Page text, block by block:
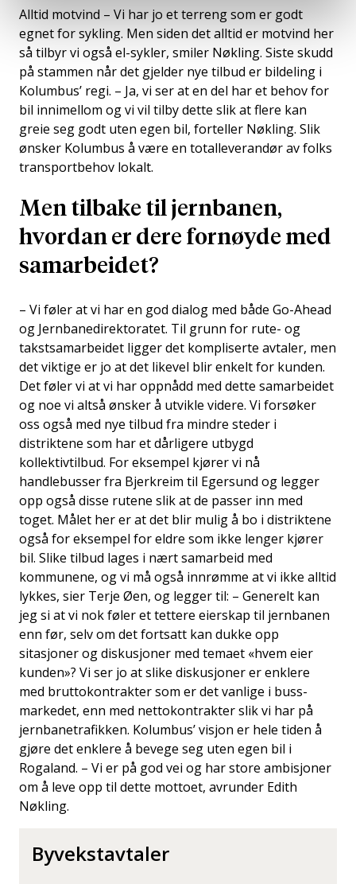
Alltid motvind – Vi har jo et terreng som er godt
egnet for sykling. Men siden det alltid er motvind her
så tilbyr vi også el-sykler, smiler Nøkling. Siste skudd
på stammen når det gjelder nye tilbud er bildeling i
Kolumbus’ regi. – Ja, vi ser at en del har et behov for
bil innimellom og vi vil tilby dette slik at flere kan
greie seg godt uten egen bil, forteller Nøkling. Slik
ønsker Kolumbus å være en totalleverandør av folks
transportbehov lokalt.
Men tilbake til jernbanen,
hvordan er dere fornøyde med
samarbeidet?
– Vi føler at vi har en god dialog med både Go-Ahead
og Jernbanedirektoratet. Til grunn for rute- og
takstsamarbeidet ligger det kompliserte avtaler, men
det viktige er jo at det likevel blir enkelt for kunden.
Det føler vi at vi har oppnådd med dette samarbeidet
og noe vi altså ønsker å utvikle videre. Vi forsøker
oss også med nye tilbud fra mindre steder i
distriktene som har et dårligere utbygd
kollektivtilbud. For eksempel kjører vi nå
handlebusser fra Bjerkreim til Egersund og legger
opp også disse rutene slik at de passer inn med
toget. Målet her er at det blir mulig å bo i distriktene
også for eksempel for eldre som ikke lenger kjører
bil. Slike tilbud lages i nært samarbeid med
kommunene, og vi må også innrømme at vi ikke alltid
lykkes, sier Terje Øen, og legger til: – Generelt kan
jeg si at vi nok føler et tettere eierskap til jernbanen
enn før, selv om det fortsatt kan dukke opp
sitasjoner og diskusjoner med temaet «hvem eier
kunden»? Vi ser jo at slike diskusjoner er enklere
med bruttokontrakter som er det vanlige i buss-
markedet, enn med nettokontrakter slik vi har på
jernbanetrafikken. Kolumbus’ visjon er hele tiden å
gjøre det enklere å bevege seg uten egen bil i
Rogaland. – Vi er på god vei og har store ambisjoner
om å leve opp til dette mottoet, avrunder Edith
Nøkling.
Byvekstavtaler